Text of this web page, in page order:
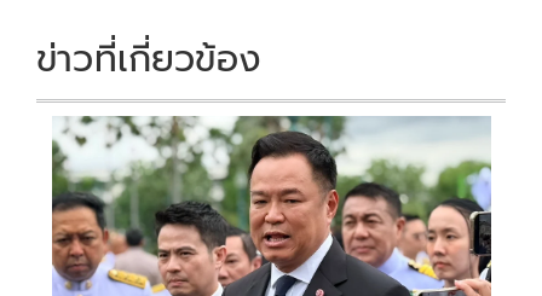
k k
ข่าวที่เกี่ยวข้อง